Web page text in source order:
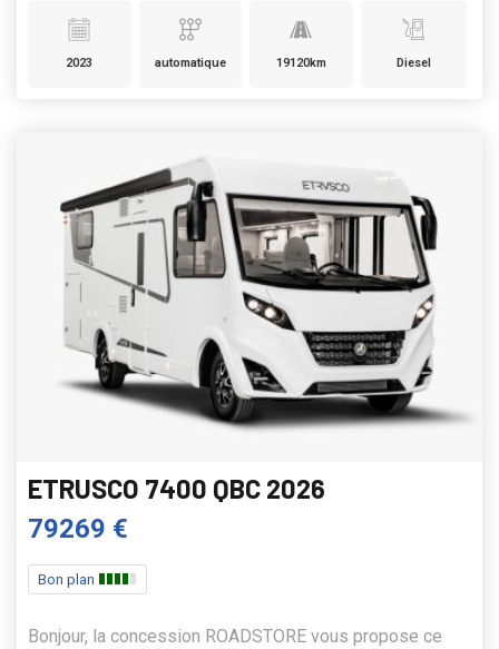
2023 automatique 19120km Diesel
ETRUSCO 7400 QBC 2026
79269 €
Bon plan
Bonjour, la concession ROADSTORE vous propose ce